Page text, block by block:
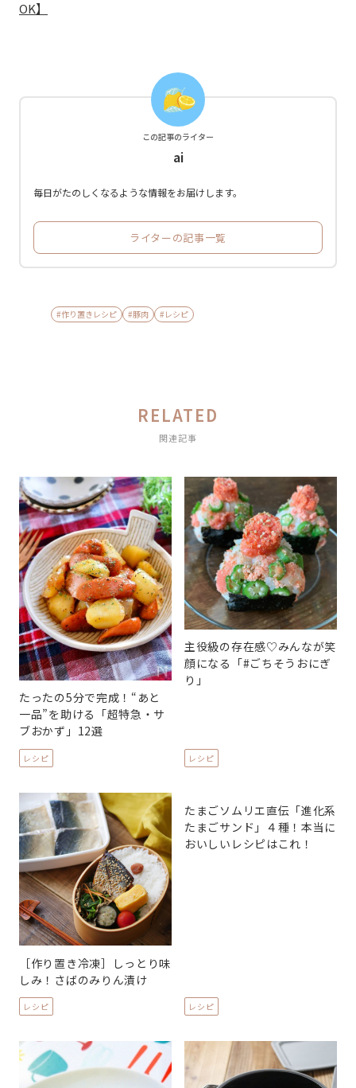
OK】
この記事のライター
ai
毎日がたのしくなるような情報をお届けします。
ライターの記事一覧
#作り置きレシピ #豚肉 #レシピ
RELATED
関連記事
たったの5分で完成！“あと
一品”を助ける「超特急・サ
ブおかず」12選
レシピ
主役級の存在感♡みんなが笑
顔になる「#ごちそうおにぎ
り」
レシピ
［作り置き冷凍］しっとり味
しみ！さばのみりん漬け
レシピ
たまごソムリエ直伝「進化系
たまごサンド」４種！本当に
おいしいレシピはこれ！
レシピ